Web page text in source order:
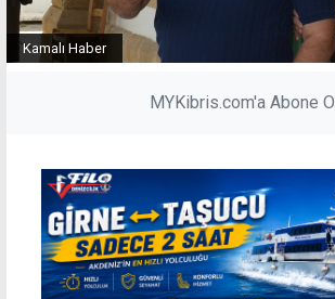
Kamalı Haber
MYKibris.com'a Abone Ol